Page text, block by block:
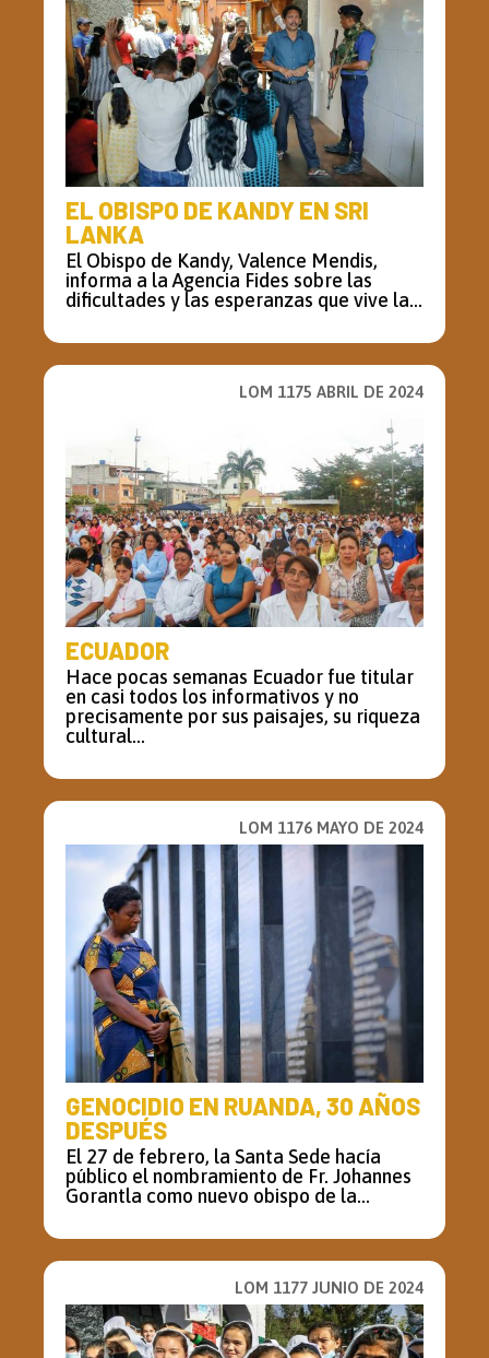
EL OBISPO DE KANDY EN SRI
LANKA
El Obispo de Kandy, Valence Mendis,
informa a la Agencia Fides sobre las
dificultades y las esperanzas que vive la...
LOM 1175 ABRIL DE 2024
ECUADOR
Hace pocas semanas Ecuador fue titular
en casi todos los informativos y no
precisamente por sus paisajes, su riqueza
cultural...
LOM 1176 MAYO DE 2024
GENOCIDIO EN RUANDA, 30 AÑOS
DESPUÉS
El 27 de febrero, la Santa Sede hacía
público el nombramiento de Fr. Johannes
Gorantla como nuevo obispo de la...
LOM 1177 JUNIO DE 2024